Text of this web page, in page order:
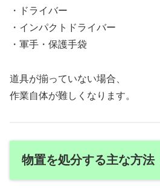
・ドライバー
・インパクトドライバー
・軍手・保護手袋
道具が揃っていない場合、
作業自体が難しくなります。
物置を処分する主な方法